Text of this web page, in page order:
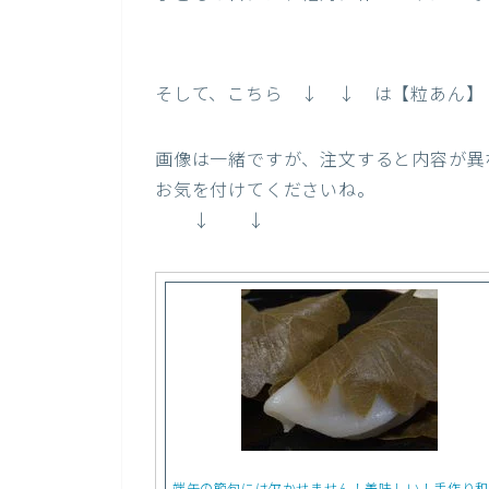
そして、こちら ↓ ↓ は【粒あん】
画像は一緒ですが、注文すると内容が
お気を付けてくださいね。
↓ ↓